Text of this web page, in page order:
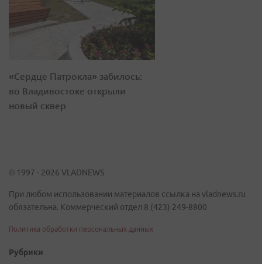
«Сердце Патрокла» забилось:
во Владивостоке открыли
новый сквер
© 1997 - 2026 VLADNEWS
При любом использовании материалов ссылка на vladnews.ru
обязательна. Коммерческий отдел 8 (423) 249-8800
Политика обработки персональных данных
Рубрики